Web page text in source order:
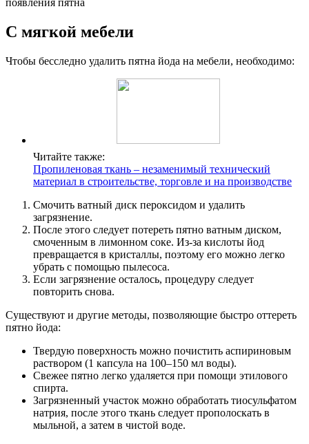
появления пятна
С мягкой мебели
Чтобы бесследно удалить пятна йода на мебели, необходимо:
Читайте также:
Пропиленовая ткань – незаменимый технический
материал в строительстве, торговле и на производстве
Смочить ватный диск пероксидом и удалить
загрязнение.
После этого следует потереть пятно ватным диском,
смоченным в лимонном соке. Из-за кислоты йод
превращается в кристаллы, поэтому его можно легко
убрать с помощью пылесоса.
Если загрязнение осталось, процедуру следует
повторить снова.
Существуют и другие методы, позволяющие быстро оттереть
пятно йода:
Твердую поверхность можно почистить аспириновым
раствором (1 капсула на 100–150 мл воды).
Свежее пятно легко удаляется при помощи этилового
спирта.
Загрязненный участок можно обработать тиосульфатом
натрия, после этого ткань следует прополоскать в
мыльной, а затем в чистой воде.